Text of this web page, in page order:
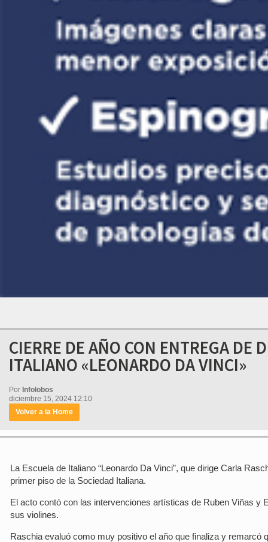
CIERRE DE AÑO CON ENTREGA DE
ITALIANO «LEONARDO DA VINCI»
Por Infolobos
diciembre 15, 2024 12:10
Volver a la Home
La Escuela de Italiano “Leonardo Da Vinci”, que dirige Carla
primer piso de la Sociedad Italiana.
El acto contó con las intervenciones artísticas de Ruben Viñas y
sus violines.
Raschia evaluó como muy positivo el año que finaliza y remarcó